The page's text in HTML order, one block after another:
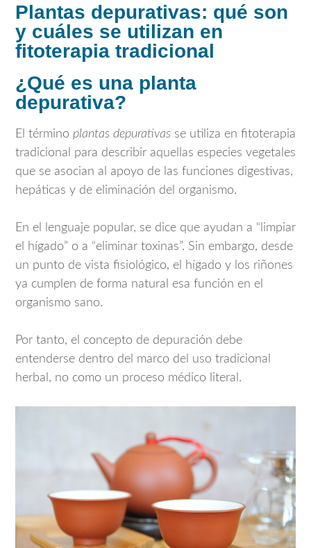
Plantas depurativas: qué son
y cuáles se utilizan en
fitoterapia tradicional
¿Qué es una planta
depurativa?
El término plantas depurativas se utiliza en fitoterapia
tradicional para describir aquellas especies vegetales
que se asocian al apoyo de las funciones digestivas,
hepáticas y de eliminación del organismo.
En el lenguaje popular, se dice que ayudan a “limpiar
el hígado” o a “eliminar toxinas”. Sin embargo, desde
un punto de vista fisiológico, el hígado y los riñones
ya cumplen de forma natural esa función en el
organismo sano.
Por tanto, el concepto de depuración debe
entenderse dentro del marco del uso tradicional
herbal, no como un proceso médico literal.